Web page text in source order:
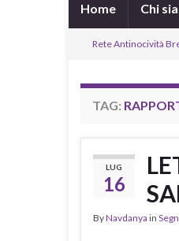
Home Chi
Rete Antinocività
TAG:
LUG
16
ByNavdanya in